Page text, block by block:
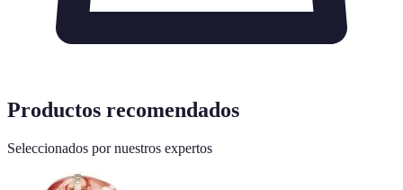
Productos recomendados
Seleccionados por nuestros expertos